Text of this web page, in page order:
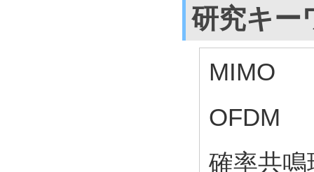
研究キー
MIMO
OFDM
確率共鳴